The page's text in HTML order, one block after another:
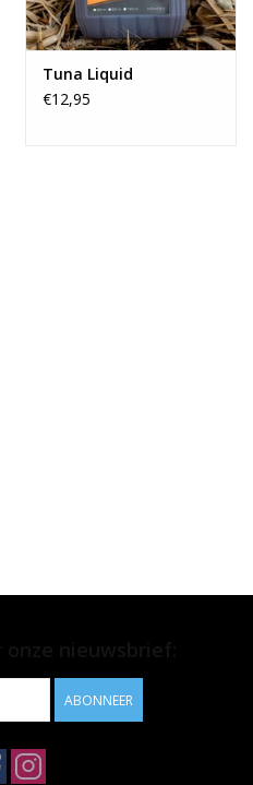
Tuna Liquid
€12,95
ABONNEER